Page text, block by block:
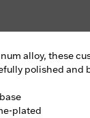
alloy, these
polished and
plated